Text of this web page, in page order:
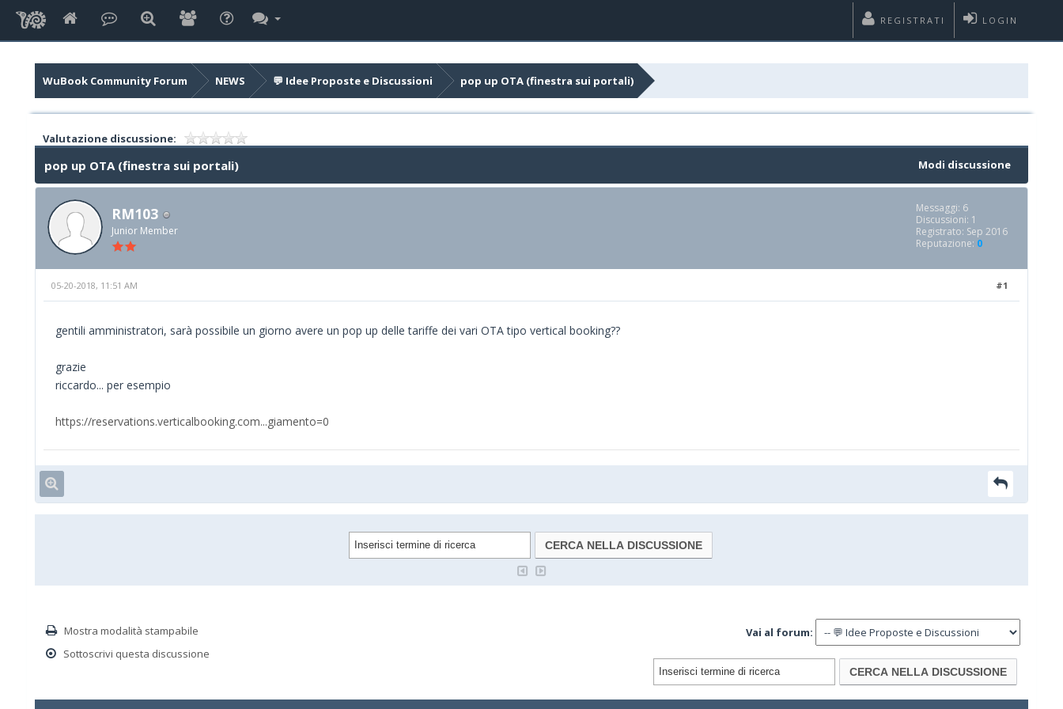
LOGIN
REGISTRATI
WuBook Community Forum NEWS 💬 Idee Proposte e Discussioni pop up OTA (finestra sui portali)
Valutazione discussione:
Modi discussione
pop up OTA (finestra sui portali)
RM103
Junior Member
Messaggi: 6
Discussioni: 1
Registrato: Sep 2016
Reputazione: 0
#1
05-20-2018, 11:51 AM
gentili amministratori, sarà possibile un giorno avere un pop up delle tariffe dei vari OTA tipo vertical booking??
grazie
riccardo... per esempio
https://reservations.verticalbooking.com...giamento=0
Mostra modalità stampabile
Sottoscrivi questa discussione
Vai al forum: